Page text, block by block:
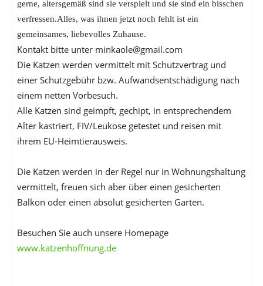
gerne, altersgemäß sind sie verspielt und sie sind ein bisschen
verfressen.Alles, was ihnen jetzt noch fehlt ist ein
gemeinsames, liebevolles Zuhause.
Kontakt bitte unter minkaole@gmail.com
Die Katzen werden vermittelt mit Schutzvertrag und
einer Schutzgebühr bzw. Aufwandsentschädigung nach
einem netten Vorbesuch.
Alle Katzen sind geimpft, gechipt, in entsprechendem
Alter kastriert, FIV/Leukose getestet und reisen mit
ihrem EU-Heimtierausweis.
Die Katzen werden in der Regel nur in Wohnungshaltung
vermittelt, freuen sich aber über einen gesicherten
Balkon oder einen absolut gesicherten Garten.
Besuchen Sie auch unsere Homepage
www.katzenhoffnung.de